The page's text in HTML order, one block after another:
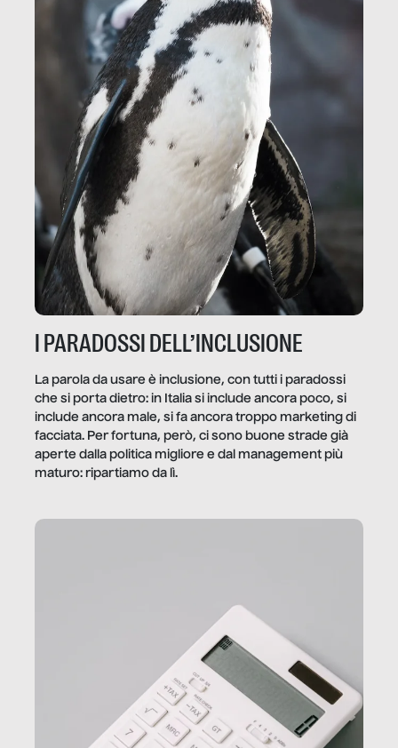
I PARADOSSI DELL’INCLUSIONE
La parola da usare è inclusione, con tutti i paradossi
che si porta dietro: in Italia si include ancora poco, si
include ancora male, si fa ancora troppo marketing di
facciata. Per fortuna, però, ci sono buone strade già
aperte dalla politica migliore e dal management più
maturo: ripartiamo da lì.